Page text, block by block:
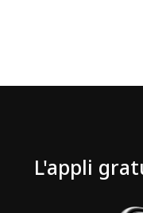
L'appli